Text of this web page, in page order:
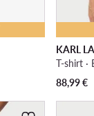
KARL
T-shirt ·
88,99€